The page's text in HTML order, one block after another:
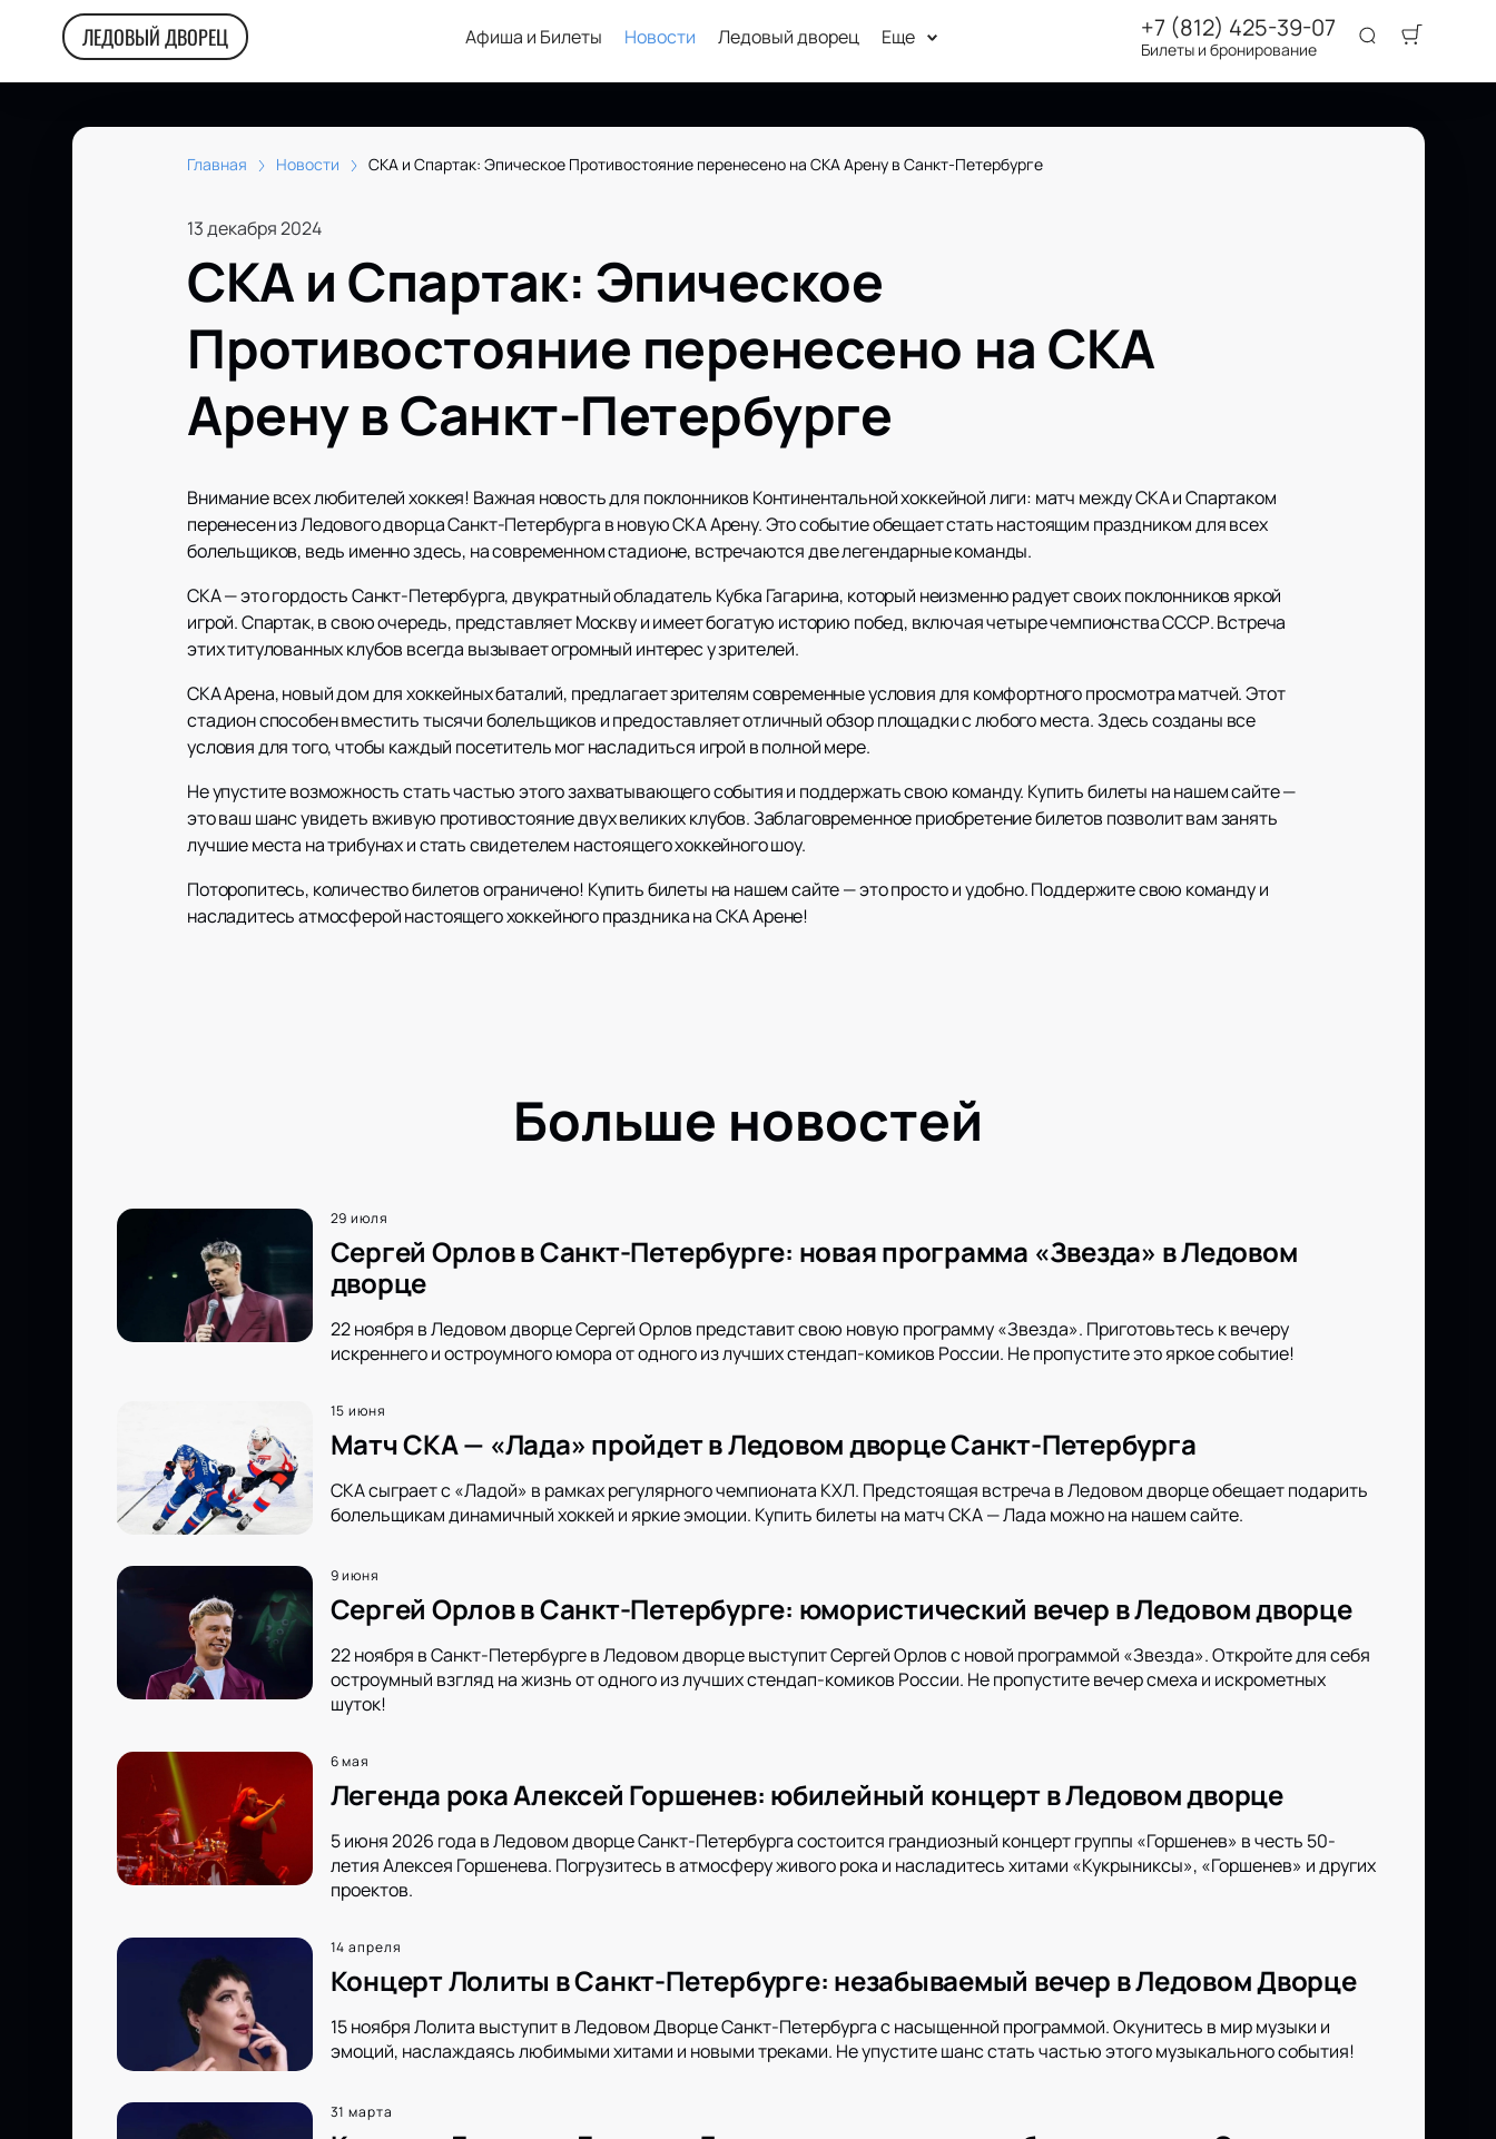
ЛЕДОВЫЙ ДВОРЕЦ Афиша и Билеты Новости Ледовый дворец Еще +7 (812) 425-39-07
Билеты и бронирование
Главная Новости СКА и Спартак: Эпическое Противостояние перенесено на СКА Арену в Санкт-Петербурге
13 декабря 2024
СКА и Спартак: Эпическое
Противостояние перенесено на СКА
Арену в Санкт-Петербурге
Внимание всех любителей хоккея! Важная новость для поклонников Континентальной хоккейной лиги: матч между СКА и Спартаком
перенесен из Ледового дворца Санкт-Петербурга в новую СКА Арену. Это событие обещает стать настоящим праздником для всех
болельщиков, ведь именно здесь, на современном стадионе, встречаются две легендарные команды.
СКА — это гордость Санкт-Петербурга, двукратный обладатель Кубка Гагарина, который неизменно радует своих поклонников яркой
игрой. Спартак, в свою очередь, представляет Москву и имеет богатую историю побед, включая четыре чемпионства СССР. Встреча
этих титулованных клубов всегда вызывает огромный интерес у зрителей.
СКА Арена, новый дом для хоккейных баталий, предлагает зрителям современные условия для комфортного просмотра матчей. Этот
стадион способен вместить тысячи болельщиков и предоставляет отличный обзор площадки с любого места. Здесь созданы все
условия для того, чтобы каждый посетитель мог насладиться игрой в полной мере.
Не упустите возможность стать частью этого захватывающего события и поддержать свою команду. Купить билеты на нашем сайте —
это ваш шанс увидеть вживую противостояние двух великих клубов. Заблаговременное приобретение билетов позволит вам занять
лучшие места на трибунах и стать свидетелем настоящего хоккейного шоу.
Поторопитесь, количество билетов ограничено! Купить билеты на нашем сайте — это просто и удобно. Поддержите свою команду и
насладитесь атмосферой настоящего хоккейного праздника на СКА Арене!
Больше новостей
29 июля
Сергей Орлов в Санкт-Петербурге: новая программа «Звезда» в Ледовом
дворце
22 ноября в Ледовом дворце Сергей Орлов представит свою новую программу «Звезда». Приготовьтесь к вечеру
искреннего и остроумного юмора от одного из лучших стендап-комиков России. Не пропустите это яркое событие!
15 июня
Матч СКА — «Лада» пройдет в Ледовом дворце Санкт-Петербурга
СКА сыграет с «Ладой» в рамках регулярного чемпионата КХЛ. Предстоящая встреча в Ледовом дворце обещает подарить
болельщикам динамичный хоккей и яркие эмоции. Купить билеты на матч СКА — Лада можно на нашем сайте.
9 июня
Сергей Орлов в Санкт-Петербурге: юмористический вечер в Ледовом дворце
22 ноября в Санкт-Петербурге в Ледовом дворце выступит Сергей Орлов с новой программой «Звезда». Откройте для себя
остроумный взгляд на жизнь от одного из лучших стендап-комиков России. Не пропустите вечер смеха и искрометных
шуток!
6 мая
Легенда рока Алексей Горшенев: юбилейный концерт в Ледовом дворце
5 июня 2026 года в Ледовом дворце Санкт-Петербурга состоится грандиозный концерт группы «Горшенев» в честь 50-
летия Алексея Горшенева. Погрузитесь в атмосферу живого рока и насладитесь хитами «Кукрыниксы», «Горшенев» и других
проектов.
14 апреля
Концерт Лолиты в Санкт-Петербурге: незабываемый вечер в Ледовом Дворце
15 ноября Лолита выступит в Ледовом Дворце Санкт-Петербурга с насыщенной программой. Окунитесь в мир музыки и
эмоций, наслаждаясь любимыми хитами и новыми треками. Не упустите шанс стать частью этого музыкального события!
31 марта